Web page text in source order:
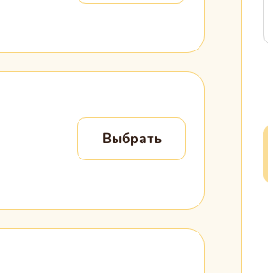
Выбрать